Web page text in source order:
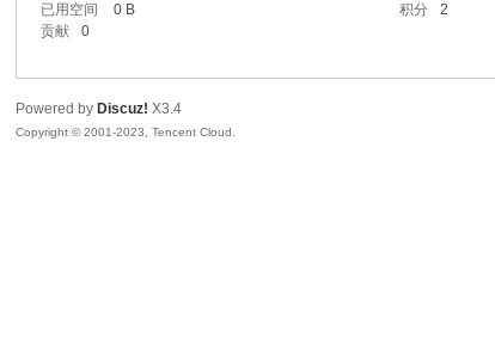
uz!
已用空间
0 B 积分 2
贡献
0
Powered by Discuz! X3.4
Copyright © 2001-2023, Tencent Cloud.